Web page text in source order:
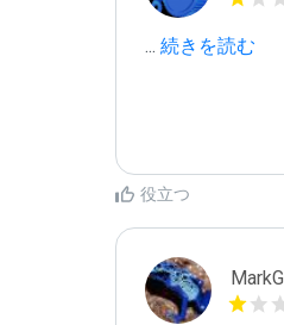
... 続きを読む
役立つ